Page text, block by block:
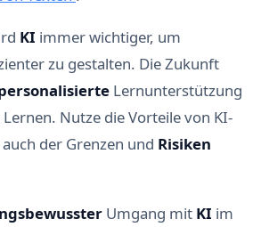
KI immer wichtiger, um
zu gestalten. Die Zukunft
Lernunterstützung
Lernen. Nutze die Vorteile von KI-
der Grenzen und Risiken
Umgang mit KI im